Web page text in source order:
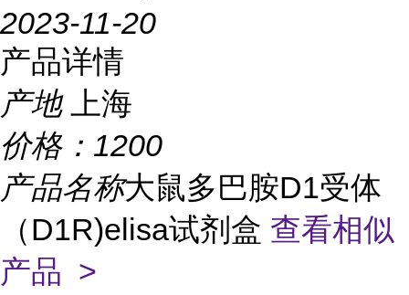
2023-11-20
产品详情
产地
上海
价格： 1200
产品名称大鼠多巴胺D1受体
（D1R)elisa试剂盒 查看相似
产品 >